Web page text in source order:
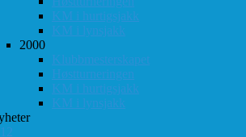
KM i hurtigsjakk
KM i lynsjakk
2000
Klubbmesterskapet
Høstturneringen
KM i hurtigsjakk
KM i lynsjakk